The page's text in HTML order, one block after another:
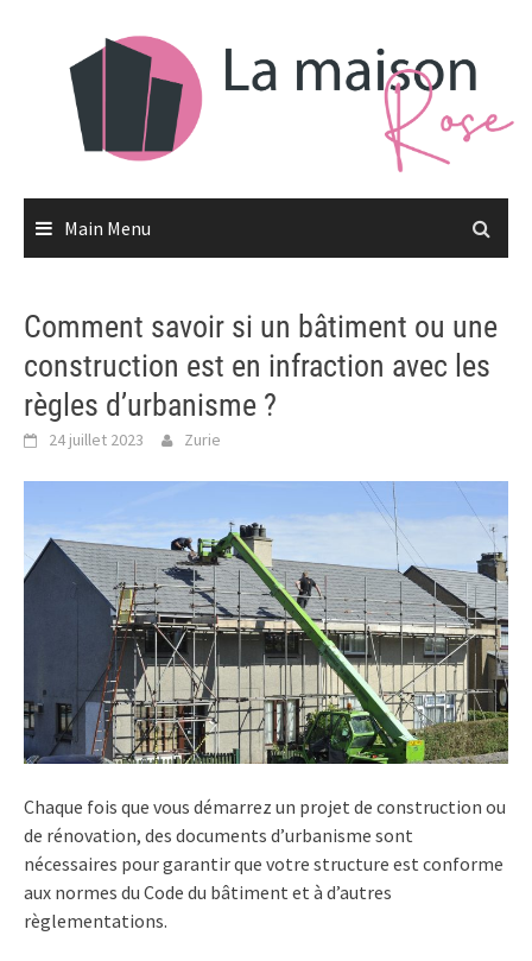
Main Menu
Comment savoir si un bâtiment ou une
construction est en infraction avec les
règles d’urbanisme ?
24 juillet 2023 Zurie
Chaque fois que vous démarrez un projet de construction ou
de rénovation, des documents d’urbanisme sont
nécessaires pour garantir que votre structure est conforme
aux normes du Code du bâtiment et à d’autres
règlementations.